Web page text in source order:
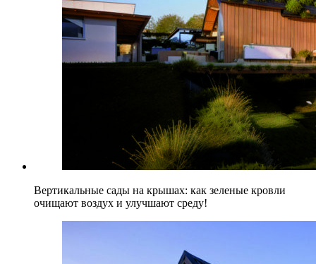
Вертикальные сады на крышах: как зеленые кровли
очищают воздух и улучшают среду!